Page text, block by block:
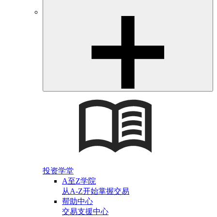
投资学堂
A至Z学院
从A-Z开始掌握交易
帮助中心
交易支援中心